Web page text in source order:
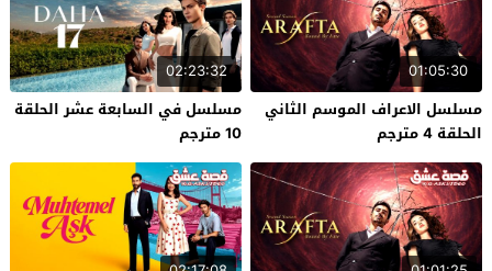
01:05:30
مسلسل الاعراف الموسم الثاني
الحلقة 4 مترجم
02:23:32
مسلسل في السابعة عشر الحلقة
10 مترجم